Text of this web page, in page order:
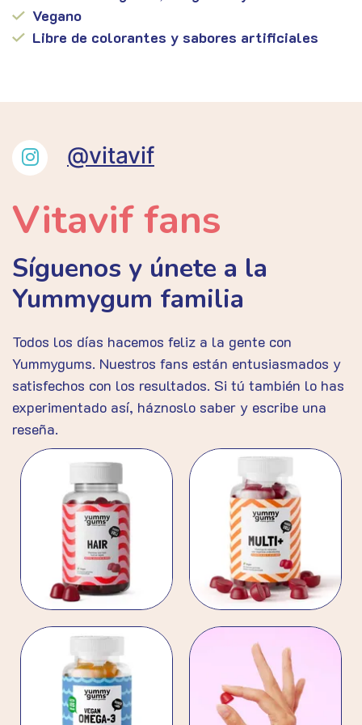
Vegano
Libre de colorantes y sabores artificiales
@vitavif
Vitavif fans
Síguenos y únete a la
Yummygum familia
Todos los días hacemos feliz a la gente con
Yummygums. Nuestros fans están entusiasmados y
satisfechos con los resultados. Si tú también lo has
experimentado así, háznoslo saber y escribe una
reseña.